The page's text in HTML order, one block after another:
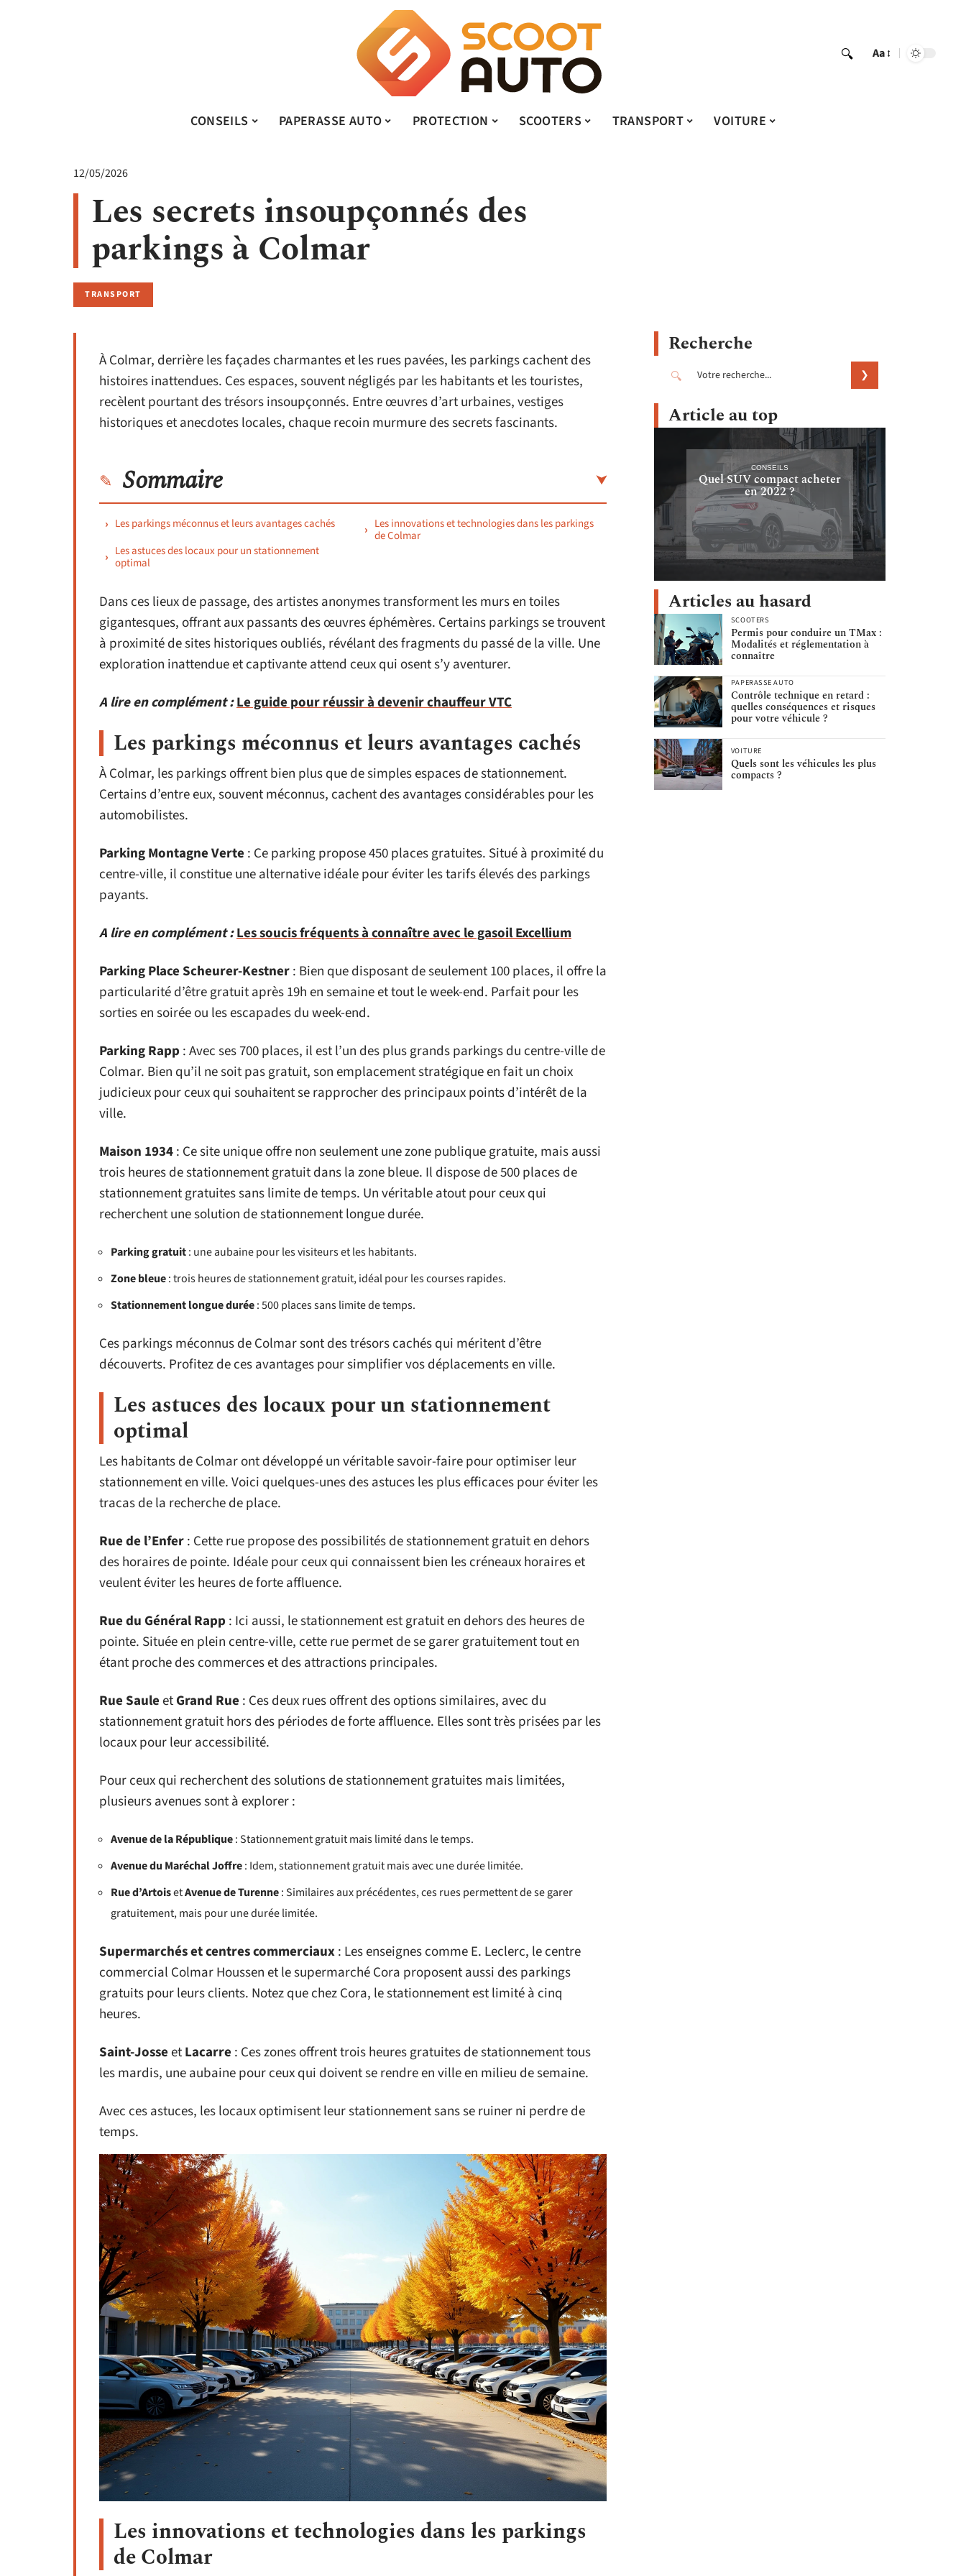
Aa
CONSEILS PAPERASSE AUTO PROTECTION SCOOTERS TRANSPORT VOITURE
12/05/2026
Les secrets insoupçonnés des
parkings à Colmar
TRANSPORT
À Colmar, derrière les façades charmantes et les rues pavées, les parkings cachent des
histoires inattendues. Ces espaces, souvent négligés par les habitants et les touristes,
recèlent pourtant des trésors insoupçonnés. Entre œuvres d’art urbaines, vestiges
historiques et anecdotes locales, chaque recoin murmure des secrets fascinants.
Sommaire
Les parkings méconnus et leurs avantages cachés
Les astuces des locaux pour un stationnement
optimal
Les innovations et technologies dans les parkings
de Colmar
Dans ces lieux de passage, des artistes anonymes transforment les murs en toiles
gigantesques, offrant aux passants des œuvres éphémères. Certains parkings se trouvent
à proximité de sites historiques oubliés, révélant des fragments du passé de la ville. Une
exploration inattendue et captivante attend ceux qui osent s’y aventurer.
A lire en complément :Le guide pour réussir à devenir chauffeur VTC
Les parkings méconnus et leurs avantages cachés
À Colmar, les parkings offrent bien plus que de simples espaces de stationnement.
Certains d’entre eux, souvent méconnus, cachent des avantages considérables pour les
automobilistes.
Parking Montagne Verte : Ce parking propose 450 places gratuites. Situé à proximité du
centre-ville, il constitue une alternative idéale pour éviter les tarifs élevés des parkings
payants.
A lire en complément :Les soucis fréquents à connaître avec le gasoil Excellium
Parking Place Scheurer-Kestner: Bien que disposant de seulement 100 places, il offre la
particularité d’être gratuit après 19h en semaine et tout le week-end. Parfait pour les
sorties en soirée ou les escapades du week-end.
Parking Rapp : Avec ses 700 places, il est l’un des plus grands parkings du centre-ville de
Colmar. Bien qu’il ne soit pas gratuit, son emplacement stratégique en fait un choix
judicieux pour ceux qui souhaitent se rapprocher des principaux points d’intérêt de la
ville.
Maison 1934: Ce site unique offre non seulement une zone publique gratuite, mais aussi
trois heures de stationnement gratuit dans la zone bleue. Il dispose de 500 places de
stationnement gratuites sans limite de temps. Un véritable atout pour ceux qui
recherchent une solution de stationnement longue durée.
Parking gratuit: une aubaine pour les visiteurs et les habitants.
Zone bleue: trois heures de stationnement gratuit, idéal pour les courses rapides.
Stationnement longue durée: 500 places sans limite de temps.
Ces parkings méconnus de Colmar sont des trésors cachés qui méritent d’être
découverts. Profitez de ces avantages pour simplifier vos déplacements en ville.
Les astuces des locaux pour un stationnement
optimal
Les habitants de Colmar ont développé un véritable savoir-faire pour optimiser leur
stationnement en ville. Voici quelques-unes des astuces les plus efficaces pour éviter les
tracas de la recherche de place.
Rue de l’Enfer: Cette rue propose des possibilités de stationnement gratuit en dehors
des horaires de pointe. Idéale pour ceux qui connaissent bien les créneaux horaires et
veulent éviter les heures de forte affluence.
Rue du Général Rapp : Ici aussi, le stationnement est gratuit en dehors des heures de
pointe. Située en plein centre-ville, cette rue permet de se garer gratuitement tout en
étant proche des commerces et des attractions principales.
Rue SauleetGrand Rue : Ces deux rues offrent des options similaires, avec du
stationnement gratuit hors des périodes de forte affluence. Elles sont très prisées par les
locaux pour leur accessibilité.
Pour ceux qui recherchent des solutions de stationnement gratuites mais limitées,
plusieurs avenues sont à explorer :
Avenue de la République: Stationnement gratuit mais limité dans le temps.
Avenue du Maréchal Joffre: Idem, stationnement gratuit mais avec une durée limitée.
Rue d’ArtoisetAvenue de Turenne: Similaires aux précédentes, ces rues permettent de se garer
gratuitement, mais pour une durée limitée.
Supermarchés et centres commerciaux: Les enseignes comme E. Leclerc, le centre
commercial Colmar Houssen et le supermarché Cora proposent aussi des parkings
gratuits pour leurs clients. Notez que chez Cora, le stationnement est limité à cinq
heures.
Saint-JosseetLacarre : Ces zones offrent trois heures gratuites de stationnement tous
les mardis, une aubaine pour ceux qui doivent se rendre en ville en milieu de semaine.
Avec ces astuces, les locaux optimisent leur stationnement sans se ruiner ni perdre de
temps.
Les innovations et technologies dans les parkings
de Colmar
Recherche
Article au top
CONSEILS
Quel SUV compact acheter
en 2022 ?
Articles au hasard
SCOOTERS
Permis pour conduire un TMax :
Modalités et réglementation à
connaître
PAPERASSE AUTO
Contrôle technique en retard :
quelles conséquences et risques
pour votre véhicule ?
VOITURE
Quels sont les véhicules les plus
compacts ?